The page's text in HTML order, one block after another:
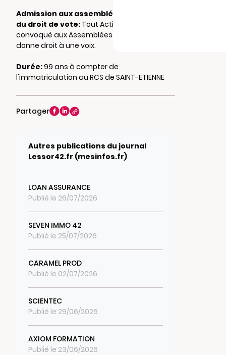
Admission aux assemblées et exercice
du droit de vote: Tout Actionnaire est
convoqué aux Assemblées. Chaque action
donne droit à une voix.
Durée:99 ans à compter de
l'immatriculation au RCS de SAINT-ETIENNE
Partager
Autres publications du journal
Lessor42.fr (mesinfos.fr)
LOAN ASSURANCE
Publié le 26/07/2026
SEVEN IMMO 42
Publié le 25/07/2026
CARAMEL PROD
Publié le 02/07/2026
SCIENTEC
Publié le 29/06/2026
AXIOM FORMATION
Publié le 23/06/2026